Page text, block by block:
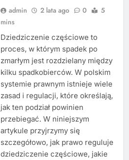
admin 2 lata ago 0
5
mins
Dziedziczenie częściowe to
proces, w którym spadek po
zmarłym jest rozdzielany między
kilku spadkobierców. W polskim
systemie prawnym istnieje wiele
zasad i regulacji, które określają,
jak ten podział powinien
przebiegać. W niniejszym
artykule przyjrzymy się
szczegółowo, jak prawo reguluje
dziedziczenie częściowe, jakie